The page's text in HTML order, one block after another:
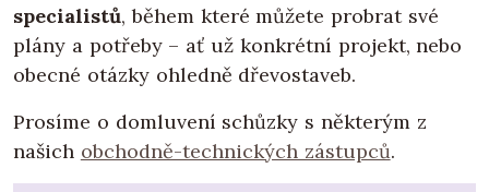
specialistů, během které můžete probrat své
plány a potřeby – ať už konkrétní projekt, nebo
obecné otázky ohledně dřevostaveb.
Prosíme o domluvení schůzky s některým z
našich obchodně-technických zástupců.